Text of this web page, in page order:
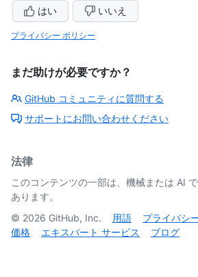
はい いいえ
プライバシー ポリシー
まだ助けが必要ですか？
GitHub コミュニティに質問する
サポートにお問い合わせください
法律
このコンテンツの一部は、機械または AI
あります。
© 2026 GitHub, Inc. 用語 プライバシ
価格
エキスパート サービス ブログ